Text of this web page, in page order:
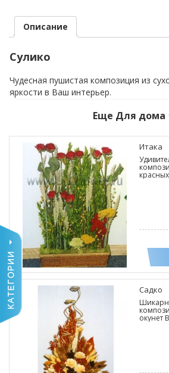
Описание
Сулико
Чудесная пушистая композиция из
яркости в Ваш интерьер.
Еще Для дома
Итака
Садко
окунет